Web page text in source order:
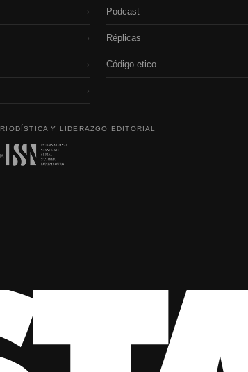
›
›
›
›
Podcast
Réplicas
Código etico
Y LIDERAZGO EDITORIAL